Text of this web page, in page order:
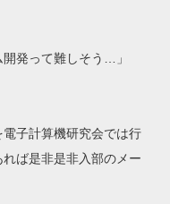
開発って難しそう…」
子計算機研究会では行
ば是非是非入部のメー